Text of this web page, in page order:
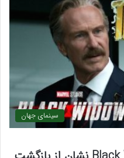
سینمای جهان